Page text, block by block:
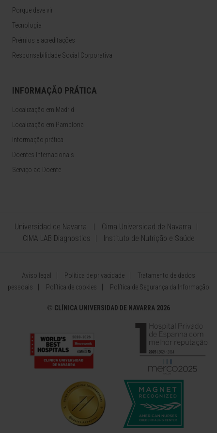
Porque deve vir
Tecnologia
Prémios e acreditações
Responsabilidade Social Corporativa
INFORMAÇÃO PRÁTICA
Localização em Madrid
Localização em Pamplona
Informação prática
Doentes Internacionais
Serviço ao Doente
Universidad de Navarra
Cima Universidad de Navarra
CIMA LAB Diagnostics
Instituto de Nutrição e Saúde
Aviso legal Política de privacidade
Tratamento de dados
pessoais
Política de cookies Política de Segurança da Informação
© CLÍNICA UNIVERSIDAD DE NAVARRA 2026